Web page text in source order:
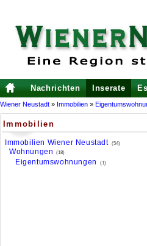
Nachrichten Inserate
Wiener Neustadt » Immobilien »
Immobilien
Immobilien Wiener Neustadt (54)
Wohnungen (18)
Eigentumswohnungen (1)